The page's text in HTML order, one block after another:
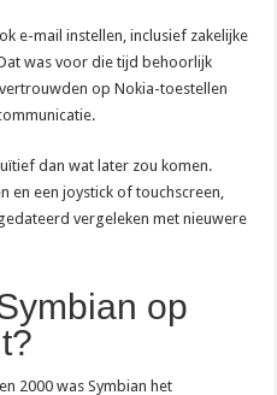
e-mail instellen, inclusief zakelijke
was voor die tijd behoorlijk
op Nokia-toestellen
dan wat later zou komen.
en een joystick of touchscreen,
vergeleken met nieuwere
op
2000 was Symbian het